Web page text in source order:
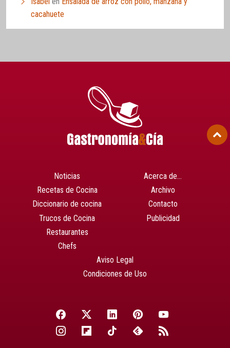
cacahuete
Noticias
Recetas de Cocina
Diccionario de cocina
Trucos de Cocina
Restaurantes
Chefs
Acerca de…
Archivo
Contacto
Publicidad
Aviso Legal
Condiciones de Uso